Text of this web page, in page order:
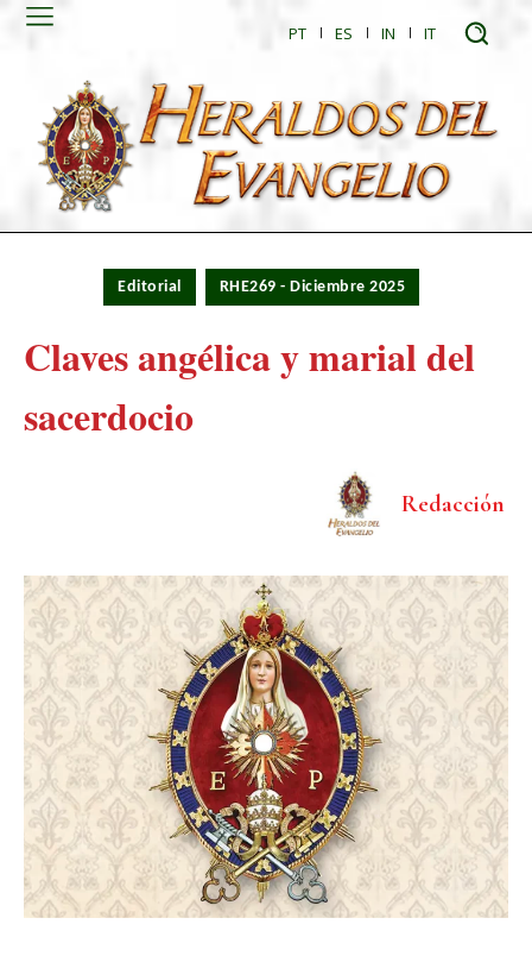
PT ES IN IT
Editorial RHE269 - Diciembre 2025
Claves angélica y marial del
sacerdocio
Redacción